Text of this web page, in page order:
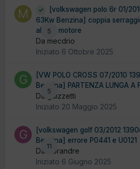
5
[volkswagen polo 6r 01/
63Kw Benzina] coppia
albero motore
Da mecdrio
Iniziato 6 Ottobre 2025
5
[VW POLO CROSS 07/2010
Benzina] PARTENZA LUNGA A
Da guizzetti
Iniziato 20 Maggio 2025
11
[volkswagen golf 03/2012
Benzina] errore P0441 e U0121
Da Gorandre
Iniziato 6 Giugno 2025